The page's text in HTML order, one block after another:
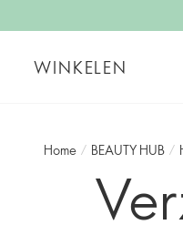
WINKELEN
Home / BEAUTY HUB /